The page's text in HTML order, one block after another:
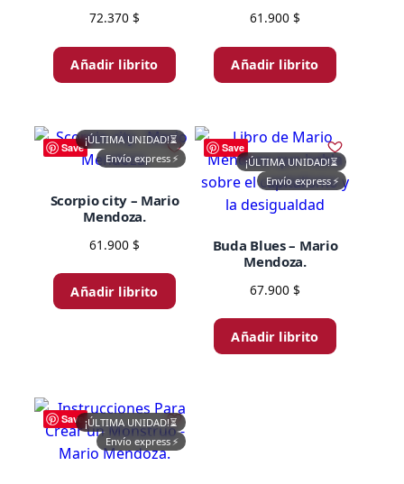
72.370 $
Añadir librito
61.900 $
Añadir librito
Save
Scorpio city – Mario
Mendoza.
61.900 $
¡ÚLTIMA UNIDAD!⏳
Envío express ⚡
Añadir librito
Save
Buda Blues – Mario
Mendoza.
67.900 $
¡ÚLTIMA UNIDAD!⏳
Envío express ⚡
Añadir librito
Save ¡ÚLTIMA UNIDAD!⏳
Envío express⚡